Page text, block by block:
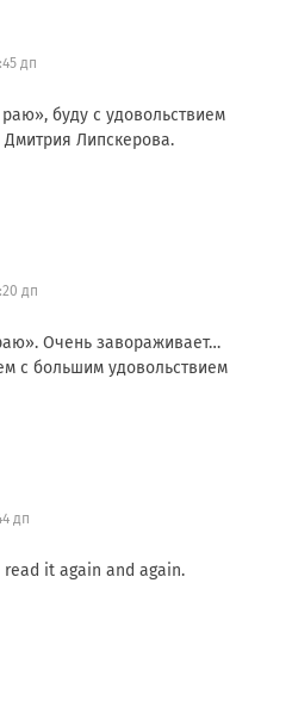
дп
буду с удовольствием
Дмитрия Липскерова.
дп
Очень завораживает…
с большим удовольствием
дп
it again and again.